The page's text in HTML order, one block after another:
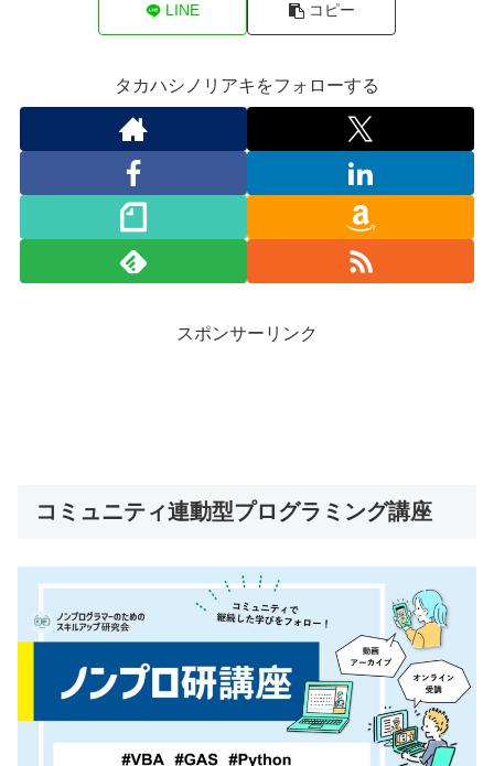
LINE コピー
タカハシノリアキをフォローする
スポンサーリンク
コミュニティ連動型プログラミング講座